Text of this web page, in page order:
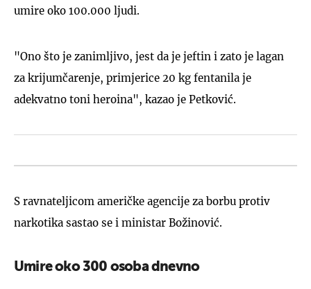
umire oko 100.000 ljudi.
"Ono što je zanimljivo, jest da je jeftin i zato je lagan
za krijumčarenje, primjerice 20 kg fentanila je
adekvatno toni heroina", kazao je Petković.
S ravnateljicom američke agencije za borbu protiv
narkotika sastao se i ministar Božinović.
Umire oko 300 osoba dnevno